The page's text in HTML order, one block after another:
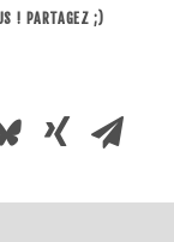
! PARTAGEZ ;)